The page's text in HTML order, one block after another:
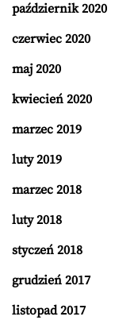
październik 2020
czerwiec 2020
maj 2020
kwiecień 2020
marzec 2019
luty 2019
marzec 2018
luty 2018
styczeń 2018
grudzień 2017
listopad 2017